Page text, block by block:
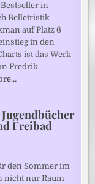
in
Belletristik
auf Platz 6
in den
ist das Werk
Fredrik
Freibad
den Sommer im
nicht nur Raum